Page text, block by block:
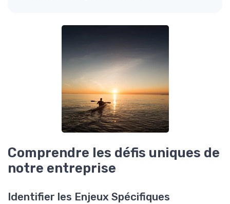
Comprendre les défis uniques de
notre entreprise
Identifier les Enjeux Spécifiques